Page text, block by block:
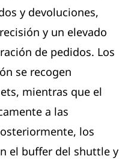
y devoluciones,
y un elevado
de pedidos. Los
se recogen
mientras que el
a las
los
el buffer del shuttle y